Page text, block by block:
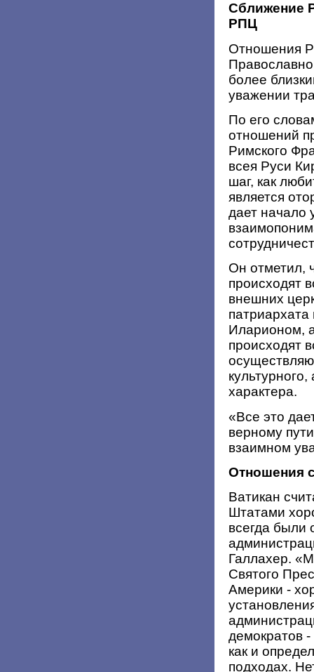
Сближение
РПЦ
Отношения
более
уважении
По его
отношений
Римского
всея Руси
шаг, как
является
дает начало
Он отметил,
происходят
внешних
Иларионом,
происходят
характера.
«Все это
верному
взаимном
Отношения
Ватикан
Штатами
всегда были
Галлахер.
Святого
Америки -
демократов -
как и
подходах.